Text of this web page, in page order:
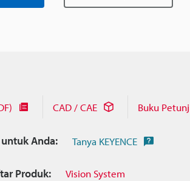
CAD / CAE Buku
Anda: Tanya KEYENCE
Produk: Vision System